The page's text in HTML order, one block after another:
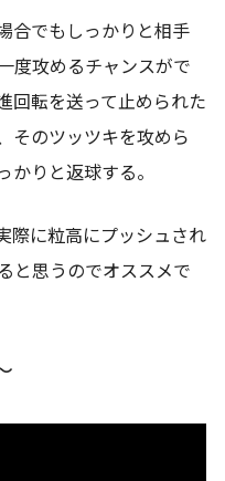
合でもしっかりと相手
度攻めるチャンスがで
回転を送って止められた
そのツッツキを攻めら
かりと返球する。
際に粒高にプッシュされ
と思うのでオススメで